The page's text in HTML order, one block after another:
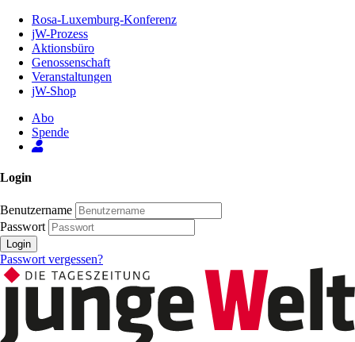
Inhalt
Seite
Rosa-Luxemburg-Konferenz
jW-Prozess
Aktionsbüro
Genossenschaft
Veranstaltungen
jW-Shop
Abo
Spende
Login
Benutzername
Passwort
Login
Passwort vergessen?